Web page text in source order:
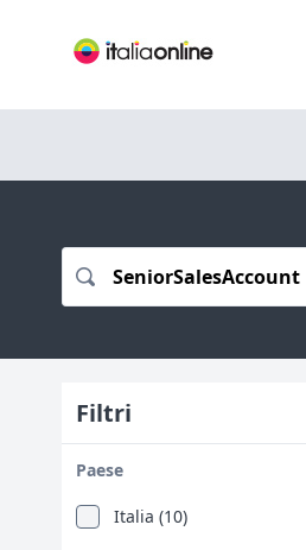
Filtri
Paese
Italia (10)